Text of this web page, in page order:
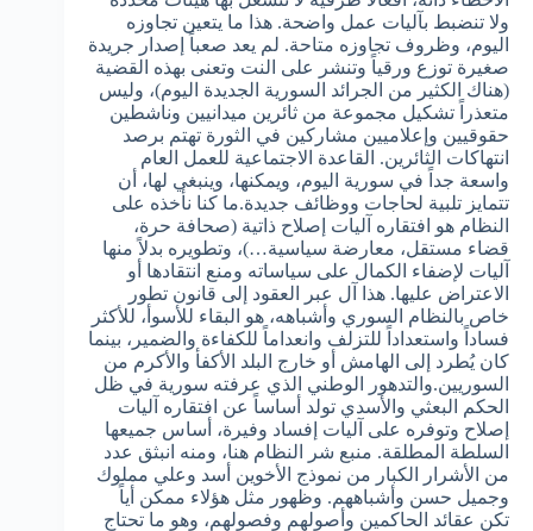
ولا تنضبط بآليات عمل واضحة. هذا ما يتعين تجاوزه
اليوم، وظروف تجاوزه متاحة. لم يعد صعباً إصدار جريدة
صغيرة توزع ورقياً وتنشر على النت وتعنى بهذه القضية
(هناك الكثير من الجرائد السورية الجديدة اليوم)، وليس
متعذراً تشكيل مجموعة من ثائرين ميدانيين وناشطين
حقوقيين وإعلاميين مشاركين في الثورة تهتم برصد
انتهاكات الثائرين. القاعدة الاجتماعية للعمل العام
واسعة جداً في سورية اليوم، ويمكنها، وينبغي لها، أن
تتمايز تلبية لحاجات ووظائف جديدة.ما كنا نأخذه على
النظام هو افتقاره آليات إصلاح ذاتية (صحافة حرة،
قضاء مستقل، معارضة سياسية…)، وتطويره بدلاً منها
آليات لإضفاء الكمال على سياساته ومنع انتقادها أو
الاعتراض عليها. هذا آل عبر العقود إلى قانون تطور
خاص بالنظام السوري وأشباهه، هو البقاء للأسوأ، للأكثر
فساداً واستعداداً للتزلف وانعداماً للكفاءة والضمير، بينما
كان يُطرد إلى الهامش أو خارج البلد الأكفأ والأكرم من
السوريين.والتدهور الوطني الذي عرفته سورية في ظل
الحكم البعثي والأسدي تولد أساساً عن افتقاره آليات
إصلاح وتوفره على آليات إفساد وفيرة، أساس جميعها
السلطة المطلقة. منبع شر النظام هنا، ومنه انبثق عدد
من الأشرار الكبار من نموذج الأخوين أسد وعلي مملوك
وجميل حسن وأشباههم. وظهور مثل هؤلاء ممكن أياً
تكن عقائد الحاكمين وأصولهم وفصولهم، وهو ما تحتاج